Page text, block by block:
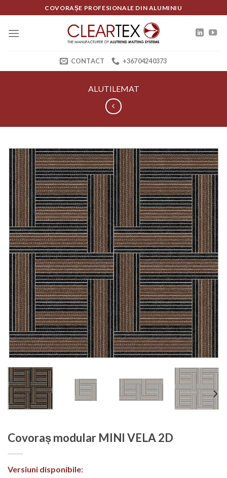
to
content
COVORAȘE PROFESIONALE DIN ALUMINIU
CONTACT +36704240373
ALUTILEMAT
Covoraș modular MINI VELA 2D
Versiuni disponibile: